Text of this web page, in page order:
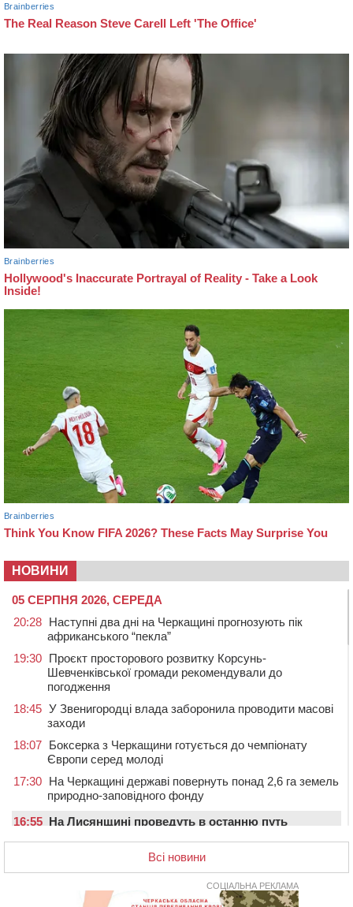
НОВИНИ
05 СЕРПНЯ 2026, СЕРЕДА
20:28 Наступні два дні на Черкащині прогнозують пік
африканського “пекла”
19:30 Проєкт просторового розвитку Корсунь-
Шевченківської громади рекомендували до
погодження
18:45 У Звенигородці влада заборонила проводити масові
заходи
18:07 Боксерка з Черкащини готується до чемпіонату
Європи серед молоді
17:30 На Черкащині державі повернуть понад 2,6 га земель
природно-заповідного фонду
16:55 На Лисянщині проведуть в останню путь
У Дахнівському лісництві екоінспектори натрапили на
незаконне будівництво
У лікарні померла жінка, яку на пішохідному переході
Всі новини
СОЦІАЛЬНА РЕКЛАМА